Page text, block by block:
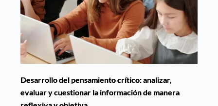
Desarrollo del pensamiento crítico: analizar,
evaluar y cuestionar la información de manera